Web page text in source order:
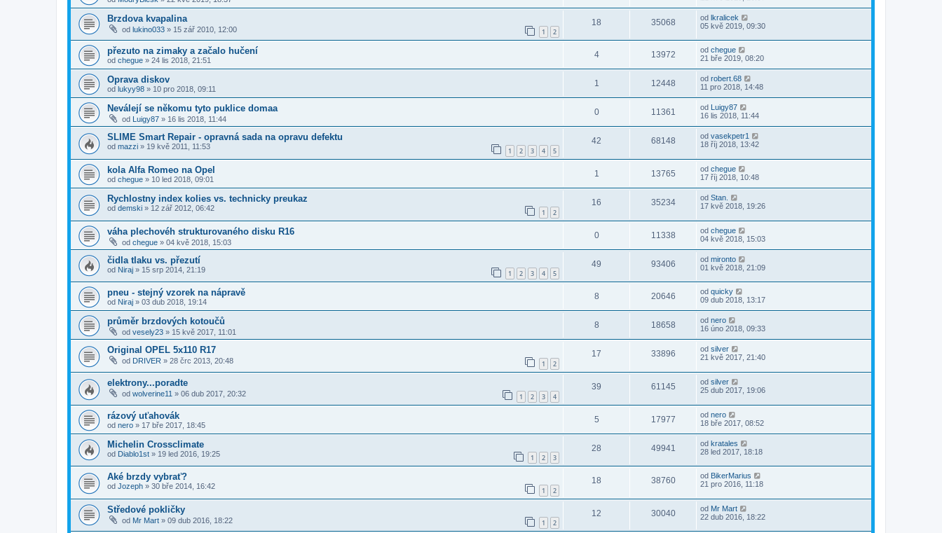
Brzdova kvapalina
od lukino033 » 15 zář 2010, 12:00 1 2
18 35068 od lkralicek
05 kvě 2019, 09:30
přezuto na zimaky a začalo hučení
od chegue » 24 lis 2018, 21:51
4 13972 od chegue
21 bře 2019, 08:20
Oprava diskov
od lukyy98 » 10 pro 2018, 09:11
1 12448 od robert.68
11 pro 2018, 14:48
Neválejí se někomu tyto puklice domaa
od Luigy87 » 16 lis 2018, 11:44
0 11361 od
Luigy87
16 lis 2018, 11:44
SLIME Smart Repair - opravná sada na opravu defektu
od mazzi » 19 kvě 2011, 11:53 1 2 3 4 5
42 68148 od vasekpetr1
18 říj 2018, 13:42
kola Alfa Romeo na Opel
od chegue » 10 led 2018, 09:01
1 13765 od chegue
17 říj 2018, 10:48
Rychlostny index kolies vs. technicky preukaz
od demski » 12 zář 2012, 06:42 1 2
16 35234 od Stan.
17 kvě 2018, 19:26
váha plechovéh strukturovaného disku R16
od chegue » 04 kvě 2018, 15:03
0 11338 od chegue
04 kvě 2018, 15:03
čidla tlaku vs. přezutí
od Niraj » 15 srp 2014, 21:19 1 2 3 4 5
49 93406 od mironto
01 kvě 2018, 21:09
pneu - stejný vzorek na nápravě
od Niraj » 03 dub 2018, 19:14
8 20646 od quicky
09 dub 2018, 13:17
průměr brzdových kotoučů
od vesely23 » 15 kvě 2017, 11:01
8 18658 od nero
16 úno 2018, 09:33
Original OPEL 5x110 R17
od DRIVER » 28 črc 2013, 20:48 1 2
17 33896 od silver
21 kvě 2017, 21:40
elektrony...poradte
od wolverine11 » 06 dub 2017, 20:32 1 2 3 4
39 61145 od silver
25 dub 2017, 19:06
rázový uťahovák
od nero » 17 bře 2017, 18:45
5 17977 od nero
18 bře 2017, 08:52
Michelin Crossclimate
od Diablo1st » 19 led 2016, 19:25 1 2 3
28 49941 od kratales
28 led 2017, 18:18
Aké brzdy vybrať?
od Jozeph » 30 bře 2014, 16:42 1 2
18 38760 od BikerMarius
21 pro 2016, 11:18
Středové pokličky
od Mr Mart » 09 dub 2016, 18:22 1 2
12 30040 od Mr Mart
22 dub 2016, 18:22